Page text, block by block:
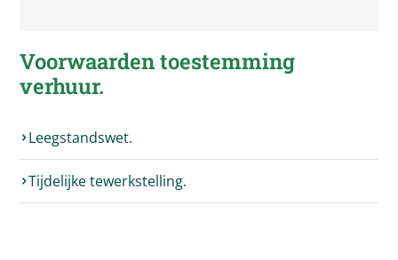
Voorwaarden toestemming
verhuur.
Leegstandswet.
Tijdelijke tewerkstelling.